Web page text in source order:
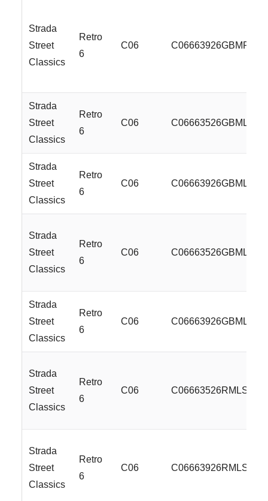
Strada
Street
Classics
Retro
6
C06 C06663926GBMR
Strada
Street
Classics
Retro
6
C06 C06663526GBML
Strada
Street
Classics
Retro
6
C06 C06663926GBML
Strada
Street
Classics
Retro
6
C06 C06663526GBMLSS
Strada
Street
Classics
Retro
6
C06 C06663926GBMLSS
Strada
Street
Classics
Retro
6
C06 C06663526RMLSS
Strada
Street
Classics
Retro
6
C06 C06663926RMLSS